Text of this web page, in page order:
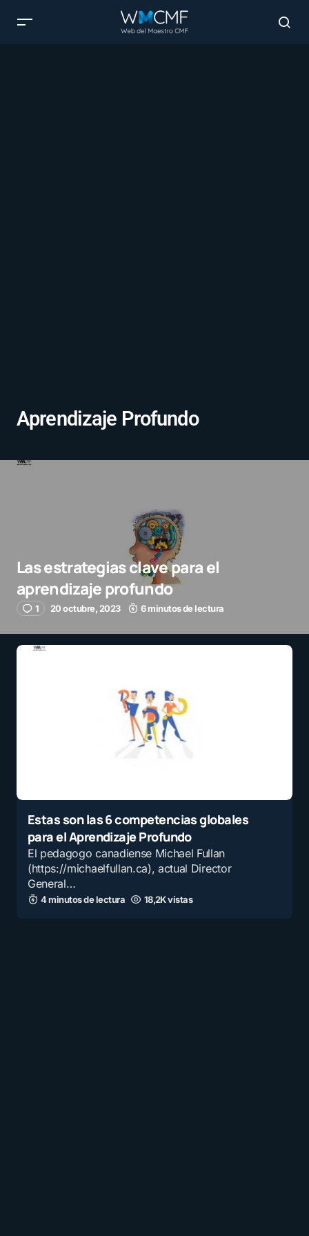
Aprendizaje Profundo
Las estrategias clave para el
aprendizaje profundo
1 20 octubre, 2023 6 minutos de lectura
Estas son las 6 competencias globales
para el Aprendizaje Profundo
El pedagogo canadiense Michael Fullan
(https://michaelfullan.ca), actual Director
General…
4 minutos de lectura 18,2K vistas